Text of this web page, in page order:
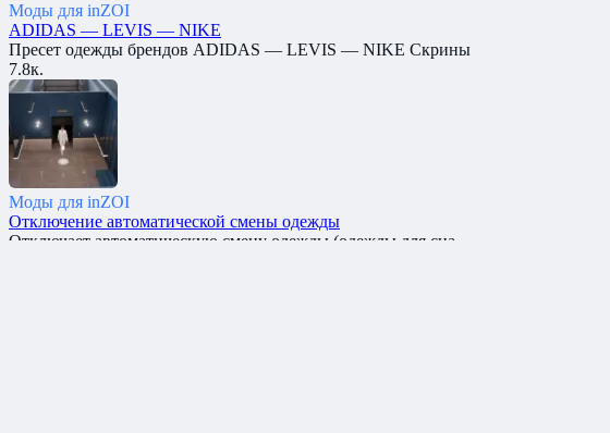
Моды для inZOI
ADIDAS — LEVIS — NIKE
Пресет одежды брендов ADIDAS — LEVIS — NIKE Скрины
7.8к.
Моды для inZOI
Отключение автоматической смены одежды
Отключает автоматическую смену одежды (одежды для сна